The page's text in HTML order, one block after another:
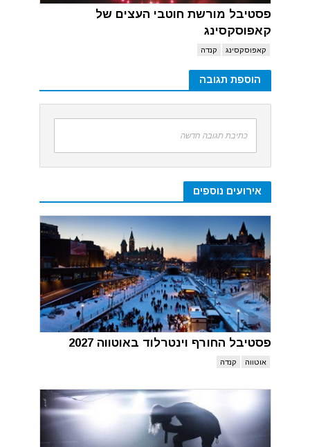
פסטיבל מורשת חוטבי העצים של
קאפוסקסינג
קאפוסקסינג קנדה
הוספת תגובה
כתיבת תגובה חדשה
אירועים נוספים
פסטיבל החורף וינטרלוד באוטווה 2027
אוטווה קנדה